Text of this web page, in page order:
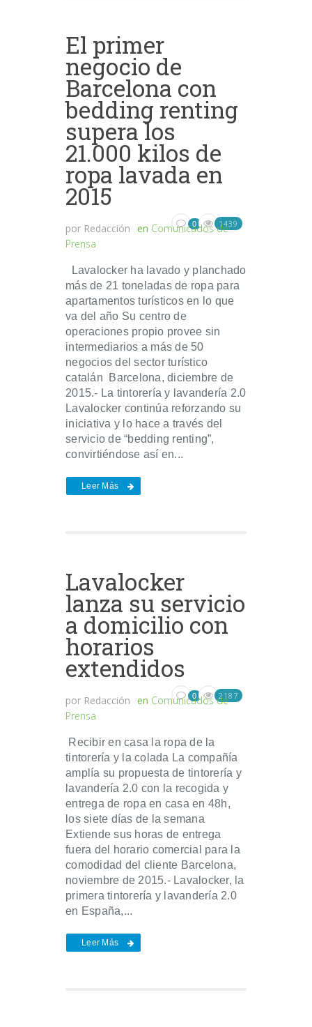
El primer
negocio de
Barcelona con
bedding renting
supera los
21.000 kilos de
ropa lavada en
2015
por Redacción en Comunicados de
Prensa
0 1439
Lavalocker ha lavado y planchado
más de 21 toneladas de ropa para
apartamentos turísticos en lo que
va del año Su centro de
operaciones propio provee sin
intermediarios a más de 50
negocios del sector turístico
catalán Barcelona, diciembre de
2015.- La tintorería y lavandería 2.0
Lavalocker continúa reforzando su
iniciativa y lo hace a través del
servicio de “bedding renting”,
convirtiéndose así en...
Leer Más
Lavalocker
lanza su servicio
a domicilio con
horarios
extendidos
por Redacción en Comunicados de
Prensa
0 2187
Recibir en casa la ropa de la
tintorería y la colada La compañía
amplía su propuesta de tintorería y
lavandería 2.0 con la recogida y
entrega de ropa en casa en 48h,
los siete días de la semana
Extiende sus horas de entrega
fuera del horario comercial para la
comodidad del cliente Barcelona,
noviembre de 2015.- Lavalocker, la
primera tintorería y lavandería 2.0
en España,...
Leer Más